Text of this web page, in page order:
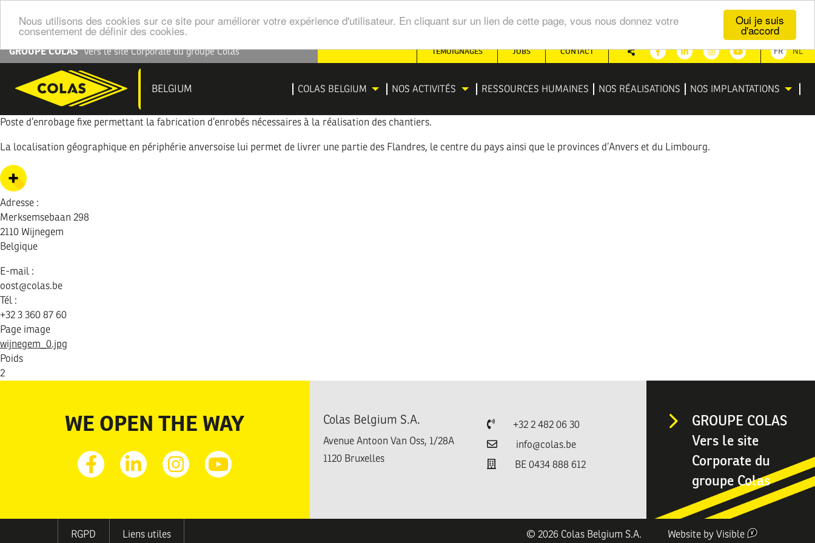
Oui je suis
d'accord
Nous utilisons des cookies sur ce site pour améliorer votre expérience d'utilisateur. En cliquant sur un lien de cette page, vous nous donnez votre
consentement de définir des cookies.
Aller
au
principal
BELGIUM
NAVIGATION
PRINCIPALE
COLAS BELGIUM NOS ACTIVITÉS RESSOURCES HUMAINES NOS RÉALISATIONS NOS IMPLANTATIONS
GROUPE COLAS Vers le site Corporate du groupe Colas
SECONDARY
NAVIGATION
TÉMOIGNAGES JOBS CONTACT
FacebookLinkedinInstagramYoutube
Partager
FR NL
Poste d’enrobage fixe permettant la fabrication d’enrobés nécessaires à la réalisation des chantiers.
La localisation géographique en périphérie anversoise lui permet de livrer une partie des Flandres, le centre du pays ainsi que le provinces d’Anvers et du Limbourg.
Adresse :
Merksemsebaan 298
2110 Wijnegem
Belgique
E-mail :
oost@colas.be
Tél :
+32 3 360 87 60
Page image
wijnegem_0.jpg
Poids
2
WE OPEN THE WAY
FacebookLinkedinInstagramYoutube
Colas Belgium S.A.
Avenue Antoon Van Oss, 1/28A
1120 Bruxelles
Téléphone
+32 2 482 06 30
Emailinfo@colas.be
BE 0434 888 612
GROUPE COLAS
Vers le site
Corporate du
groupe Colas
MENU
RGPD Liens utiles © 2026 Colas Belgium S.A. Website by Visible